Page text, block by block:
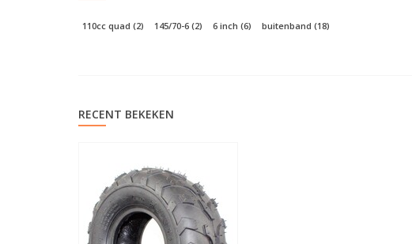
110cc quad (2) 145/70-6 (2) 6 inch (6) buitenband (18)
RECENT BEKEKEN